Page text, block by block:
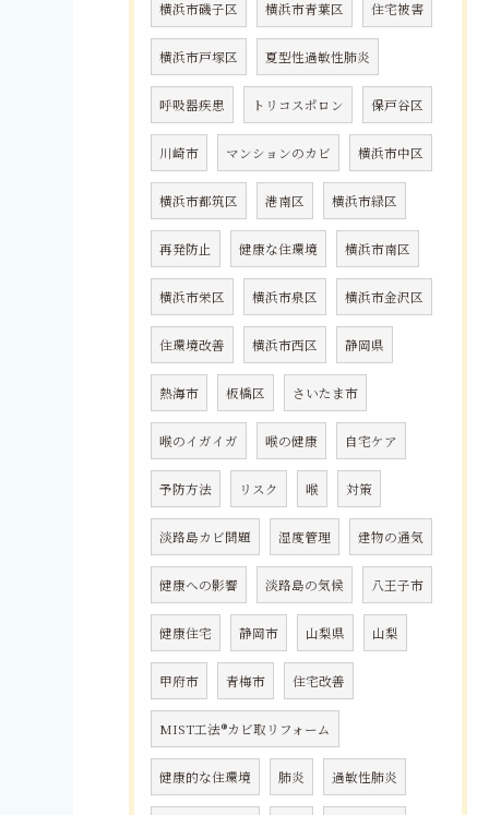
横浜市磯子区 横浜市青葉区 住宅被害
横浜市戸塚区 夏型性過敏性肺炎
呼吸器疾患 トリコスポロン 保戸谷区
川崎市 マンションのカビ 横浜市中区
横浜市都筑区 港南区 横浜市緑区
再発防止 健康な住環境 横浜市南区
横浜市栄区 横浜市泉区 横浜市金沢区
住環境改善 横浜市西区 静岡県
熱海市 板橋区 さいたま市
喉のイガイガ 喉の健康 自宅ケア
予防方法 リスク 喉 対策
淡路島カビ問題 湿度管理 建物の通気
健康への影響 淡路島の気候 八王子市
健康住宅 静岡市 山梨県 山梨
甲府市 青梅市 住宅改善
MIST工法®カビ取リフォーム
健康的な住環境 肺炎 過敏性肺炎